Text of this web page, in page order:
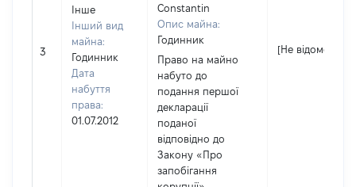
3
Інше
Інший вид
майна:
Годинник
Дата
набуття
права:
01.07.2012
Constantin
Опис майна:
Годинник
Право на майно
набуто до
подання першої
декларації
поданої
відповідно до
Закону «Про
запобігання
[Не відомо]